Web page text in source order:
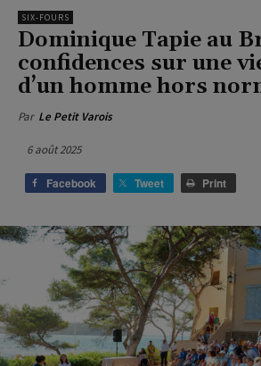
SIX-FOURS
Dominique Tapie au
confidences sur une
d’un homme hors
Par Le Petit Varois
6 août 2025
Facebook Tweet Print